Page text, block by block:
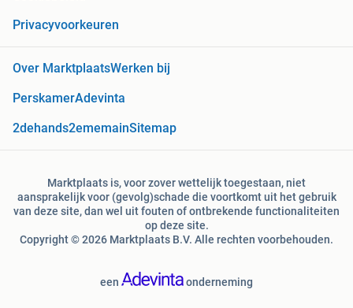
Privacyvoorkeuren
Over MarktplaatsWerken bij
PerskamerAdevinta
2dehands2ememainSitemap
Marktplaats is, voor zover wettelijk toegestaan, niet
aansprakelijk voor (gevolg)schade die voortkomt uit het gebruik
van deze site, dan wel uit fouten of ontbrekende functionaliteiten
op deze site.
Copyright © 2026 Marktplaats B.V. Alle rechten voorbehouden.
een onderneming